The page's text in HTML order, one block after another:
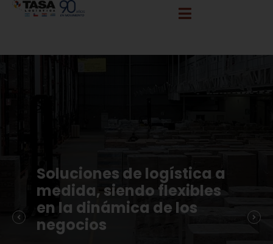
info@tasalogistica.com comercial@tasalogistica.com
Soluciones de logística a
medida, siendo flexibles
en la dinámica de los
negocios